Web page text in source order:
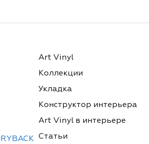
Art Vinyl
Коллекции
Укладка
Конструктор интерьера
Art Vinyl в интерьере
Статьи